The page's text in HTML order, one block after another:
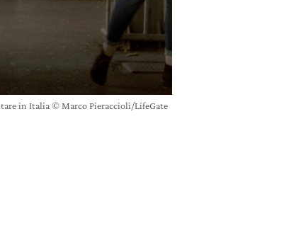
in Italia © Marco Pieraccioli/LifeGate